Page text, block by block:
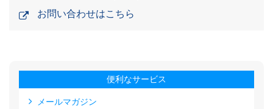
お問い合わせはこちら
便利なサービス
メールマガジン